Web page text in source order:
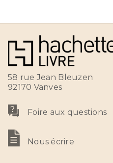
58 rue Jean Bleuzen
92170 Vanves
Foire aux questions
Nous écrire